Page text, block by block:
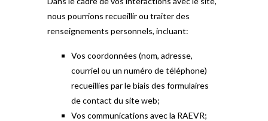
nous pourrions recueillir ou traiter des
renseignements personnels, incluant:
Vos coordonnées (nom, adresse,
courriel ou un numéro de téléphone)
recueillies par le biais des formulaires
de contact du site web;
Vos communications avec la RAEVR;